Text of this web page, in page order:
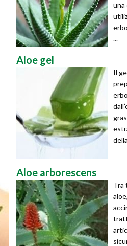
una
...
Aloe gel
Il
Aloe arborescens
Tra